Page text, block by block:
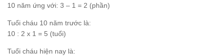
10 năm ứng với: 3 – 1 = 2 (phần)
Tuổi cháu 10 năm trước là:
10 : 2 x 1 = 5 (tuổi)
Tuổi cháu hiện nay là: